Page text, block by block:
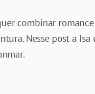
combinar
Nesse post a